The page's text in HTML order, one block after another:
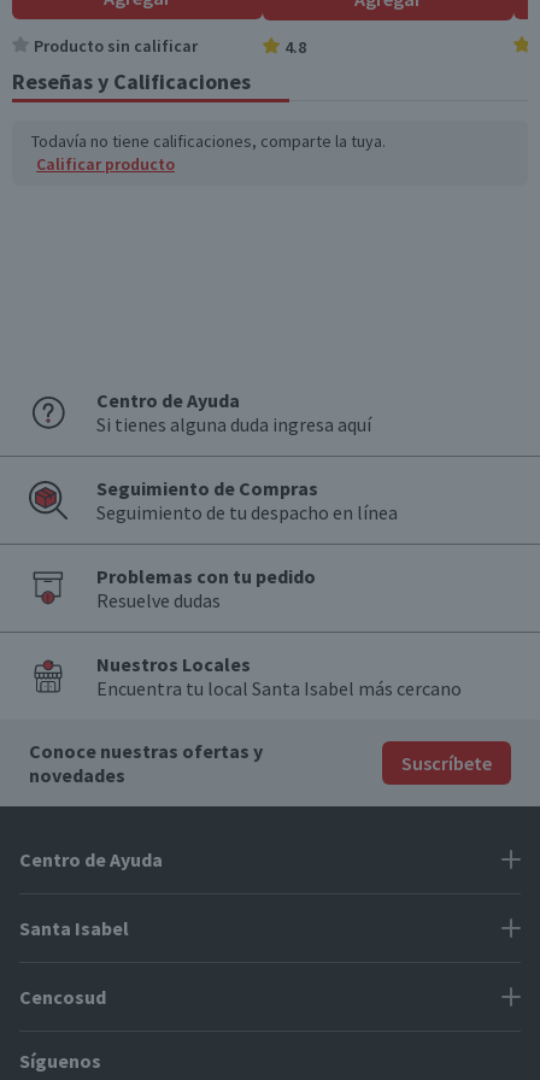
*Ingesta de referencia de un adulto promedio (8400 kj / 2000 kcal)
Producto sin calificar 4.8
Reseñas y Calificaciones
Todavía no tiene calificaciones, comparte la tuya.
Calificar producto
Centro de Ayuda
Si tienes alguna duda ingresa aquí
Seguimiento de Compras
Seguimiento de tu despacho en línea
Problemas con tu pedido
Resuelve dudas
Nuestros Locales
Encuentra tu local Santa Isabel más cercano
Conoce nuestras ofertas y
novedades
Suscríbete
Centro de Ayuda
Problemas con tu pedido
Cómo modificar mis datos
Modos de entrega y cobertura
Santa Isabel
Proveedores
Cencosud
Paris
Síguenos